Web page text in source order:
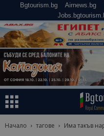
Bgtourism.bg Airnews.bg
Начало тагове Има такъв